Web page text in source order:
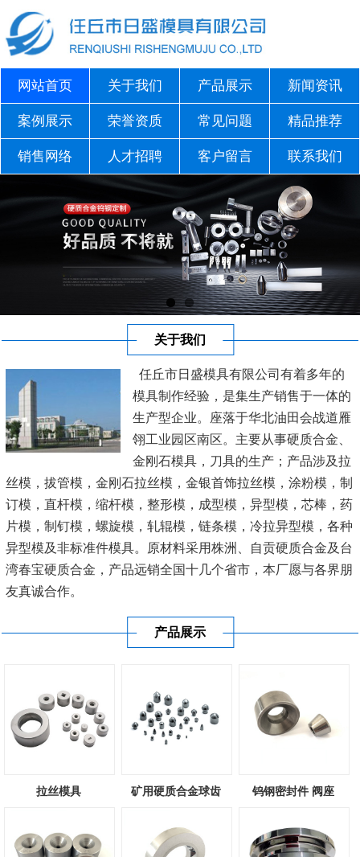
网站首页 关于我们 产品展示 新闻资讯
案例展示 荣誉资质 常见问题 精品推荐
销售网络 人才招聘 客户留言 联系我们
关于我们
任丘市日盛模具有限公司有着多年的
模具制作经验，是集生产销售于一体的
生产型企业。座落于华北油田会战道雁
翎工业园区南区。主要从事硬质合金、
金刚石模具，刀具的生产；产品涉及拉
丝模，拔管模，金刚石拉丝模，金银首饰拉丝模，涂粉模，制
订模，直杆模，缩杆模，整形模，成型模，异型模，芯棒，药
片模，制钉模，螺旋模，轧辊模，链条模，冷拉异型模，各种
异型模及非标准件模具。原材料采用株洲、自贡硬质合金及台
湾春宝硬质合金，产品远销全国十几个省市，本厂愿与各界朋
友真诚合作。
公司秉承“顾客至上，锐意进取”的经营理念，坚持“客户至
产品展示
拉丝模具 矿用硬质合金球齿 钨钢密封件 阀座